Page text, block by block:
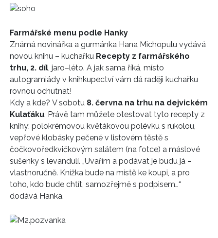
Farmářské menu podle Hanky
Známá novinářka a gurmánka Hana Michopulu vydává
novou knihu – kuchařku Recepty z farmářského
trhu, 2. díl, jaro–léto. A jak sama říká, místo
autogramiády v knihkupectví vám dá raději kuchařku
rovnou ochutnat!
Kdy a kde? V sobotu 8. června na trhu na dejvickém
Kulaťáku. Právě tam můžete otestovat tyto recepty z
knihy: polokrémovou květákovou polévku s rukolou,
vepřové klobásky pečené v listovém těstě s
čočkovoředkvičkovým salátem (na fotce) a máslové
sušenky s levandulí. „Uvařím a podávat je budu já –
vlastnoručně. Knížka bude na místě ke koupi, a pro
toho, kdo bude chtít, samozřejmě s podpisem…“
dodává Hanka.